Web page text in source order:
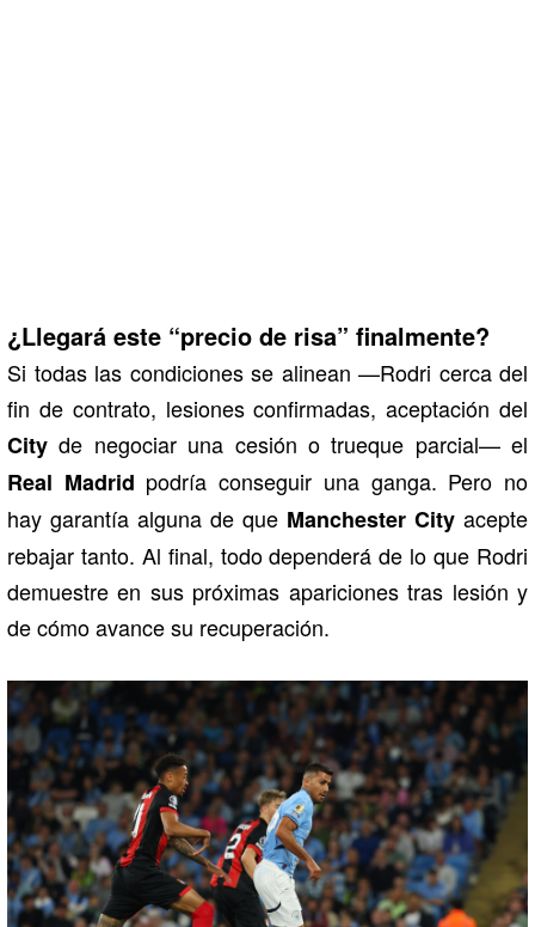
¿Llegará este “precio de risa” finalmente?
Si todas las condiciones se alinean —Rodri cerca del
fin de contrato, lesiones confirmadas, aceptación del
Cityde negociar una cesión o trueque parcial— el
Real Madrid podría conseguir una ganga. Pero no
hay garantía alguna de que Manchester City acepte
rebajar tanto. Al final, todo dependerá de lo que Rodri
demuestre en sus próximas apariciones tras lesión y
de cómo avance su recuperación.